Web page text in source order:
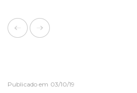
Publicado em 03/10/19